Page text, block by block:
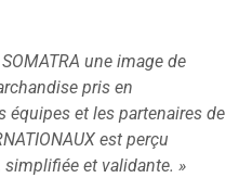
une image de
pris en
équipes et les partenaires de
est perçu
et validante. »